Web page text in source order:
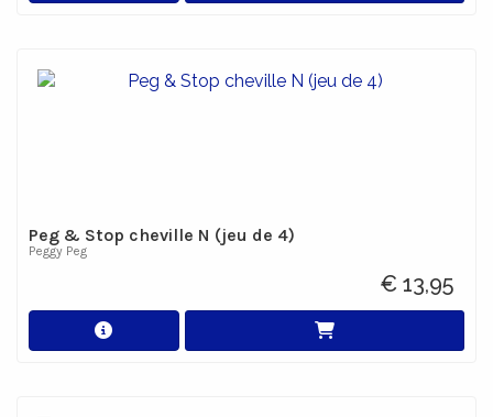
Peg & Stop cheville N (jeu de 4)
Peggy Peg
€ 13,95